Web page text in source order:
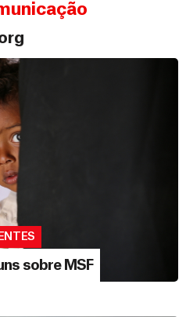
sobre MSF